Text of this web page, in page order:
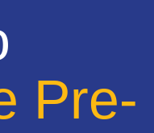
Pre-